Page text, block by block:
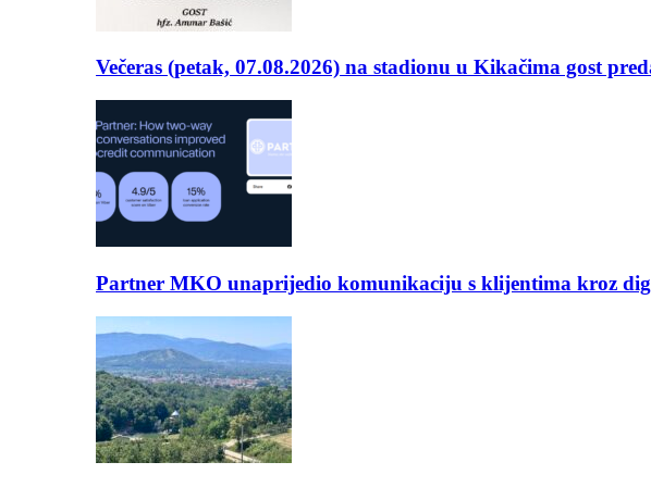
Večeras (petak, 07.08.2026) na stadionu u Kikačima gost
Partner MKO unaprijedio komunikaciju s klijentima kroz